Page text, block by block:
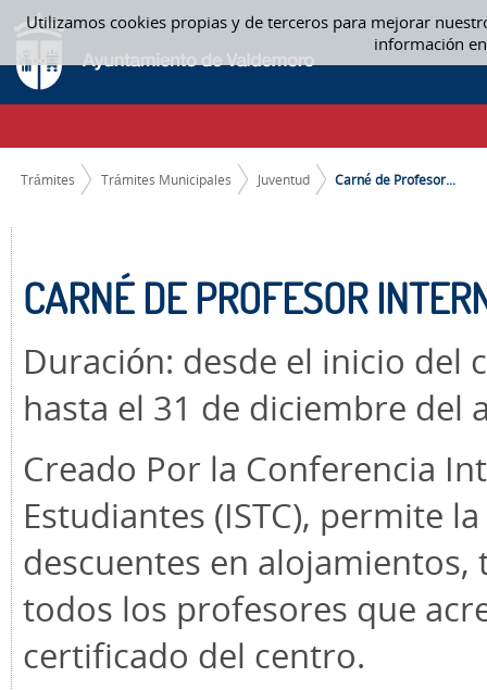
Utilizamos cookies propias y de terceros para mejorar
información
Saltar al contenido
CARNÉ DE PROFESOR INTERNACIONAL (TEACHER - ITIC) - JUVENTUD
CAMINO DE MIGAS
Trámites Trámites Municipales Juventud Carné de Profesor...
CARNÉ DE PROFESOR
Duración: desde el inicio del
hasta el 31 de diciembre del
Creado Por la Conferencia
Estudiantes (ISTC), permite
descuentes en
todos los profesores que
certificado del centro.